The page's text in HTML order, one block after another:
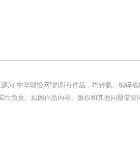
为"中华财经网"的所有作品，均转载、编译
性负责。如因作品内容、版权和其他问题需